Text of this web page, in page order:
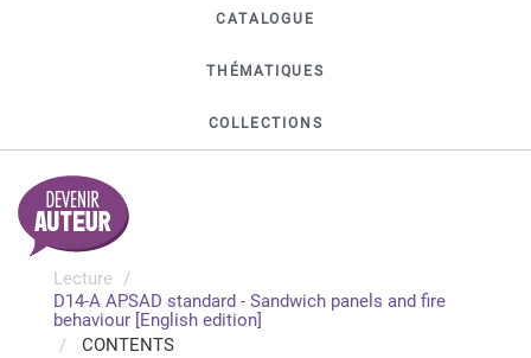
CATALOGUE
THÉMATIQUES
COLLECTIONS
Lecture
D14-A APSAD standard - Sandwich panels and fire
behaviour [English edition]
CONTENTS